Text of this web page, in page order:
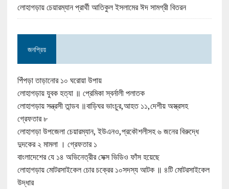
লোহাগড়ায় চেয়ারম্যান প্রার্থী আতিকুল ইসলামের ঈদ সামগ্রী বিতরন
জনপ্রিয়
পিঁপড়া তাড়ানোর ১০ ঘরোয়া উপায়
লোহাগড়ায় যুবক হত্যা ॥ প্রেমিকা স্বর্নালী পলাতক
লোহাগড়ায় সন্ত্রসী তান্ডব ॥বাড়িঘর ভাংচুর,আহত ১১,দেশীয় অস্ত্রসহ
গ্রেফতার ৮
লোহাগড়া উপজেলা চেয়ারম্যান, ইউএনও,প্রকৌশলীসহ ৬ জনের বিরুদ্ধে
দুদকের ২ মামলা । গ্রেফতার ১
বাংলাদেশের যে ১৪ অভিনেত্রীর সেক্স ভিডিও ফাঁস হয়েছে
লোহাগড়ায় মোটরসাইকেল চোর চক্রের ১০সদস্য আটক ॥ ৪টি মোটরসাইকেল
উদ্ধার